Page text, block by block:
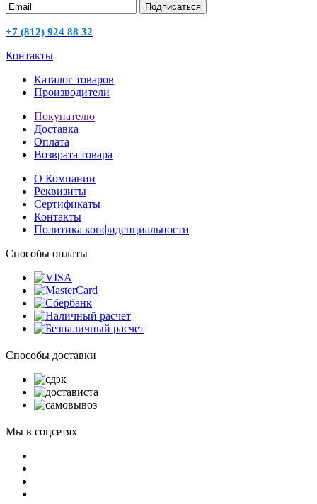
Подписаться
+7 (812) 924 88 32
Контакты
Каталог товаров
Производители
Покупателю
Доставка
Оплата
Возврата товара
О Компании
Реквизиты
Сертификаты
Контакты
Политика конфиденциальности
Способы оплаты
Способы доставки
Мы в соцсетях